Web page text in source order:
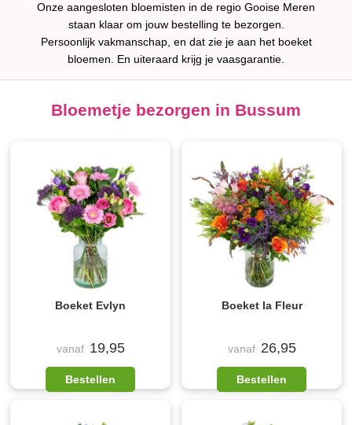
Onze aangesloten bloemisten in de regio Gooise Meren
staan klaar om jouw bestelling te bezorgen.
Persoonlijk vakmanschap, en dat zie je aan het boeket
bloemen. En uiteraard krijg je vaasgarantie.
Bloemetje bezorgen in Bussum
Boeket Evlyn
vanaf 19,95
Bestellen
Boeket la Fleur
vanaf 26,95
Bestellen